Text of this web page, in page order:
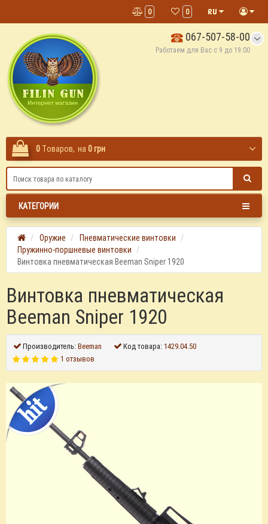
0
0
067-507-58-00
Работаем для Вас с 9 до 19:00
0 Tоваров, на 0 грн
КАТЕГОРИИ
Оружие
Пневматические винтовки
Пружинно-поршневые винтовки
Винтовка пневматическая Beeman Sniper 1920
Винтовка пневматическая
Beeman Sniper 1920
Производитель:Beeman Код товара:1429.04.50
1 отзывов